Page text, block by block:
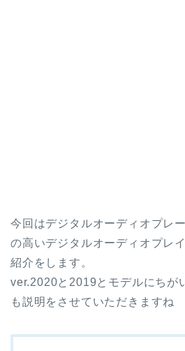
今回はデジタルオーディオプレ
の高いデジタルオーディオプレ
紹介をします。
ver.2020と2019とモデルにちが
も説明をさせていただきますね